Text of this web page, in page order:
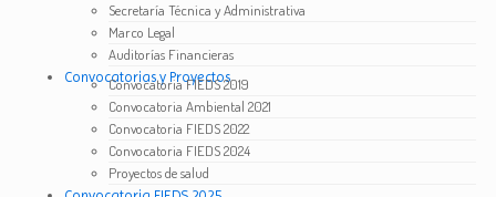
Secretaría Técnica y Administrativa
Marco Legal
Auditorías Financieras
Convocatorias y Proyectos
Convocatoria FIEDS 2019
Convocatoria Ambiental 2021
Convocatoria FIEDS 2022
Convocatoria FIEDS 2024
Proyectos de salud